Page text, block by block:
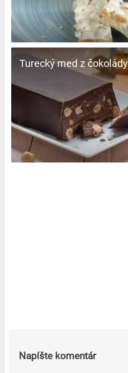
Turecký med z čokolády
Napíšte komentár